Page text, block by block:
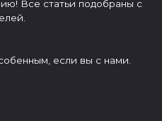
Все статьи подобраны с
если вы с нами.